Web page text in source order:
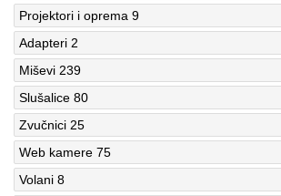
Projektori i oprema 9
Adapteri 2
Miševi 239
Slušalice 80
Zvučnici 25
Web kamere 75
Volani 8